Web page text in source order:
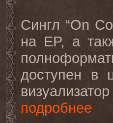
Сингл “On
на EP, а
доступен в
подробнее